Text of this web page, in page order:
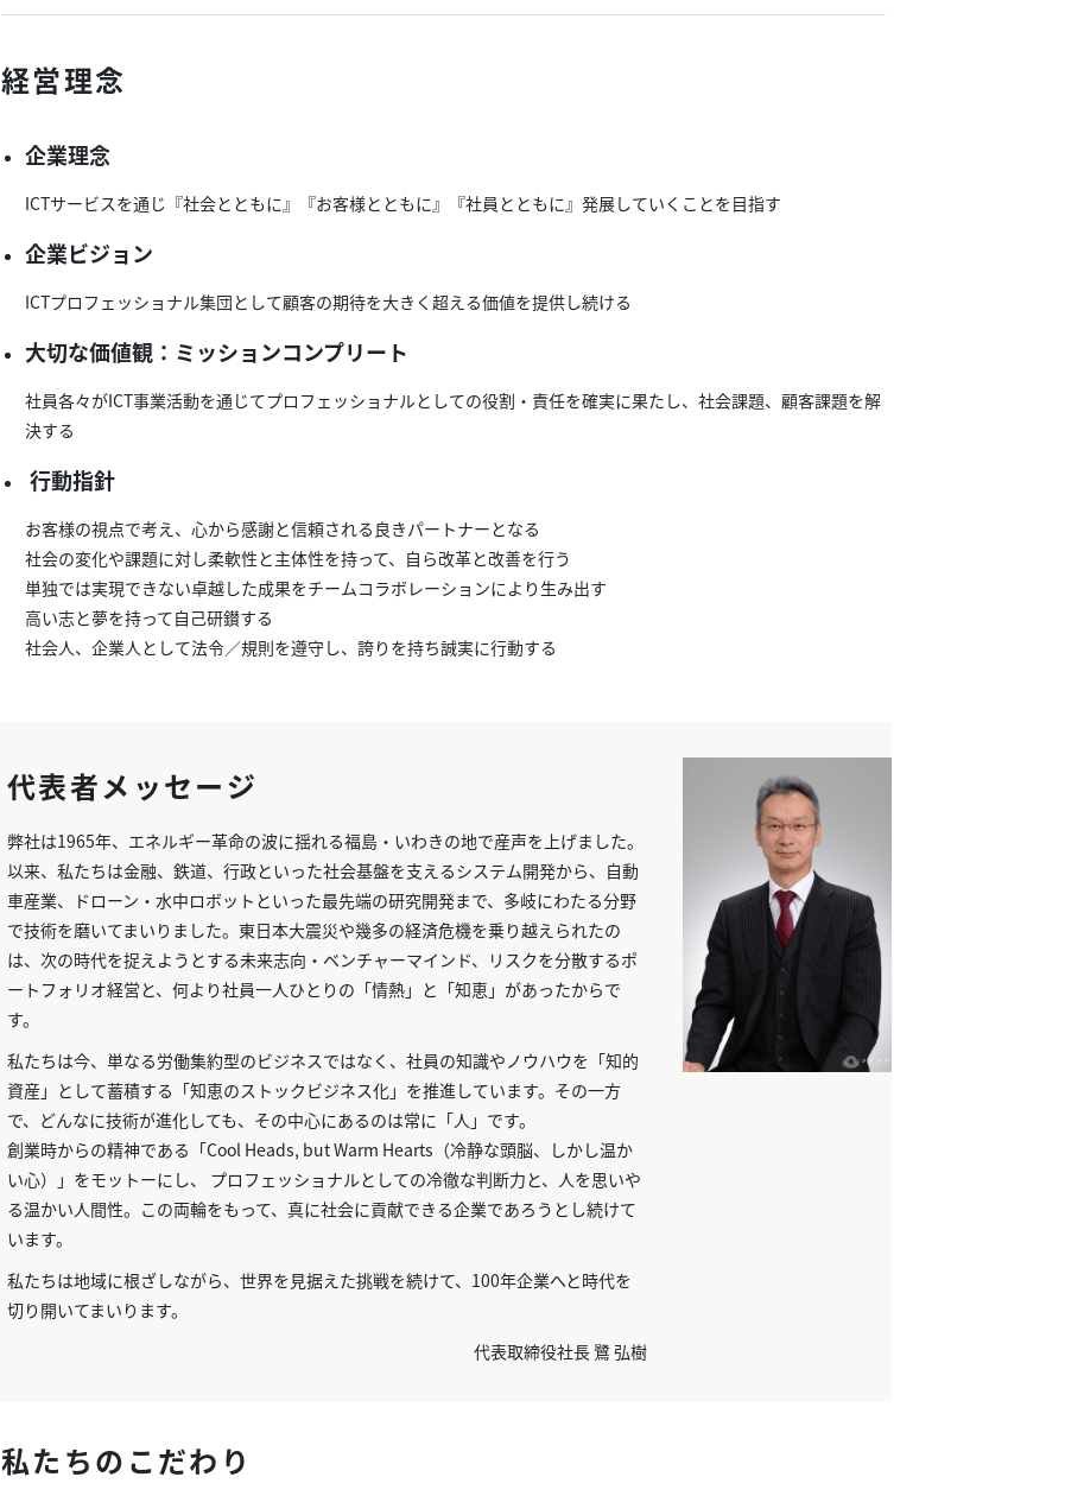
経営理念
企業理念
ICTサービスを通じ『社会とともに』『お客様とともに』『社員とともに』発展していくことを目指す
企業ビジョン
ICTプロフェッショナル集団として顧客の期待を大きく超える価値を提供し続ける
大切な価値観：ミッションコンプリート
社員各々がICT事業活動を通じてプロフェッショナルとしての役割・責任を確実に果たし、社会課題、顧客課題を解
決する
行動指針
お客様の視点で考え、心から感謝と信頼される良きパートナーとなる
社会の変化や課題に対し柔軟性と主体性を持って、自ら改革と改善を行う
単独では実現できない卓越した成果をチームコラボレーションにより生み出す
高い志と夢を持って自己研鑚する
社会人、企業人として法令／規則を遵守し、誇りを持ち誠実に行動する
代表者メッセージ
弊社は1965年、エネルギー革命の波に揺れる福島・いわきの地で産声を上げました。
以来、私たちは金融、鉄道、行政といった社会基盤を支えるシステム開発から、自動
車産業、ドローン・水中ロボットといった最先端の研究開発まで、多岐にわたる分野
で技術を磨いてまいりました。東日本大震災や幾多の経済危機を乗り越えられたの
は、次の時代を捉えようとする未来志向・ベンチャーマインド、リスクを分散するポ
ートフォリオ経営と、何より社員一人ひとりの「情熱」と「知恵」があったからで
す。
私たちは今、単なる労働集約型のビジネスではなく、社員の知識やノウハウを「知的
資産」として蓄積する「知恵のストックビジネス化」を推進しています。その一方
で、どんなに技術が進化しても、その中心にあるのは常に「人」です。
創業時からの精神である「Cool Heads, but Warm Hearts（冷静な頭脳、しかし温か
い心）」をモットーにし、 プロフェッショナルとしての冷徹な判断力と、人を思いや
る温かい人間性。この両輪をもって、真に社会に貢献できる企業であろうとし続けて
います。
私たちは地域に根ざしながら、世界を見据えた挑戦を続けて、100年企業へと時代を
切り開いてまいります。
代表取締役社長 鷺 弘樹
私たちのこだわり